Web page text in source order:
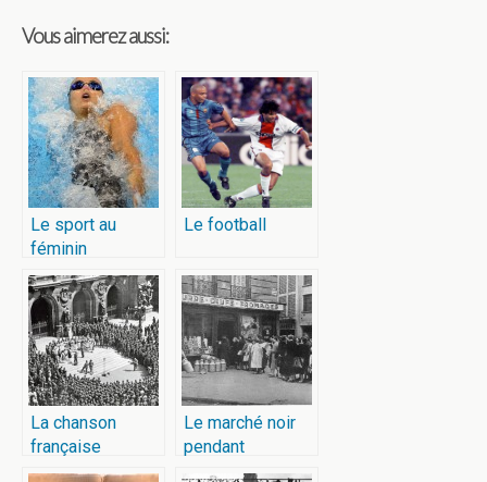
Vous aimerez aussi:
Le sport au
féminin
Le football
La chanson
française
pendant
Le marché noir
pendant
l’Occupation